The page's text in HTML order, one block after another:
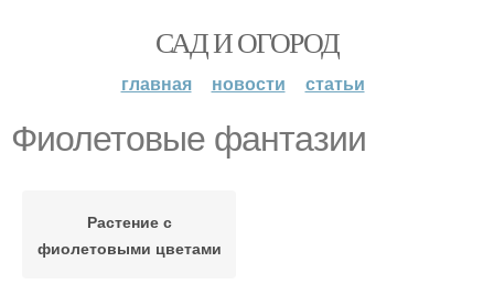
САД И ОГОРОД
главная новости статьи
Фиолетовые фантазии
Растение с
фиолетовыми цветами